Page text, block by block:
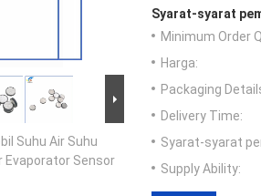
Suhu Air Suhu
Evaporator Sensor
Syarat-syarat
Minimum Order
Harga:
Packaging
Delivery Time:
Syarat-syarat
Supply Ability: